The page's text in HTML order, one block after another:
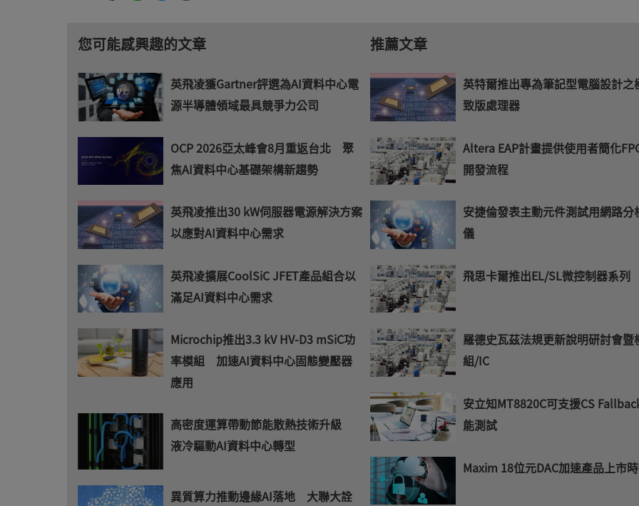
您可能感興趣的文章
英飛凌獲Gartner評選為AI資料中心電
源半導體領域最具競爭力公司
OCP 2026亞太峰會8月重返台北 聚
焦AI資料中心基礎架構新趨勢
英飛凌推出30 kW伺服器電源解決方案
以應對AI資料中心需求
英飛凌擴展CoolSiC JFET產品組合以
滿足AI資料中心需求
Microchip推出3.3 kV HV-D3 mSiC功
率模組 加速AI資料中心固態變壓器
應用
高密度運算帶動節能散熱技術升級
液冷驅動AI資料中心轉型
異質算力推動邊緣AI落地 大聯大詮
推薦文章
英特爾推出專為筆記型電腦設計之
致版處理器
Altera EAP計畫提供使用者簡化
開發流程
安捷倫發表主動元件測試用網路分
儀
飛思卡爾推出EL/SL微控制器系列
羅德史瓦茲法規更新說明研討會暨
組/IC
安立知MT8820C可支援CS
能測試
Maxim 18位元DAC加速產品上市